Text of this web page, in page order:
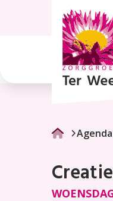
Creatieve
middag
Agenda